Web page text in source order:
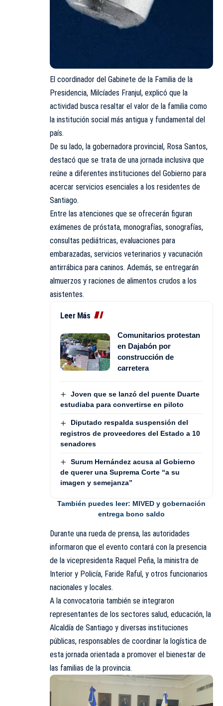
El coordinador del Gabinete de la Familia de la
Presidencia, Milcíades Franjul, explicó que la
actividad busca resaltar el valor de la familia como
la institución social más antigua y fundamental del
país.
De su lado, la gobernadora provincial, Rosa Santos,
destacó que se trata de una jornada inclusiva que
reúne a diferentes instituciones del Gobierno para
acercar servicios esenciales a los residentes de
Santiago.
Entre las atenciones que se ofrecerán figuran
exámenes de próstata, monografías, sonografías,
consultas pediátricas, evaluaciones para
embarazadas, servicios veterinarios y vacunación
antirrábica para caninos. Además, se entregarán
almuerzos y raciones de alimentos crudos a los
asistentes.
Leer Más
Comunitarios protestan
en Dajabón por
construcción de
carretera
Joven que se lanzó del puente Duarte
estudiaba para convertirse en piloto
Diputado respalda suspensión del
registros de proveedores del Estado a 10
senadores
Surum Hernández acusa al Gobierno
de querer una Suprema Corte “a su
imagen y semejanza”
También puedes leer: MIVED y gobernación
entrega bono saldo
Durante una rueda de prensa, las autoridades
informaron que el evento contará con la presencia
de la vicepresidenta Raquel Peña, la ministra de
Interior y Policía, Faride Raful, y otros funcionarios
nacionales y locales.
A la convocatoria también se integraron
representantes de los sectores salud, educación, la
Alcaldía de Santiago y diversas instituciones
públicas, responsables de coordinar la logística de
esta jornada orientada a promover el bienestar de
las familias de la provincia.